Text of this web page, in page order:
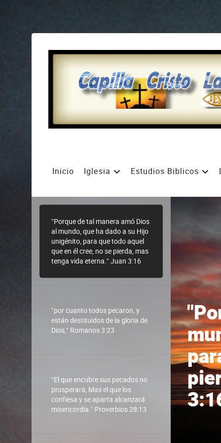
Inicio Iglesia Estudios Biblicos
"Porque de tal manera amó Dios
al mundo, que ha dado a su Hijo
unigénito, para que todo aquel
que en él cree, no se pierda, mas
tenga vida eterna." Juan 3:16
"por cuanto todos pecaron, y
están destituidos de la gloria de
Dios," Romanos 3:23
"El que encubre sus pecados no
prosperará; Mas el que los
confiesa y se aparta alcanzará
misericordia." Proverbios 28:13